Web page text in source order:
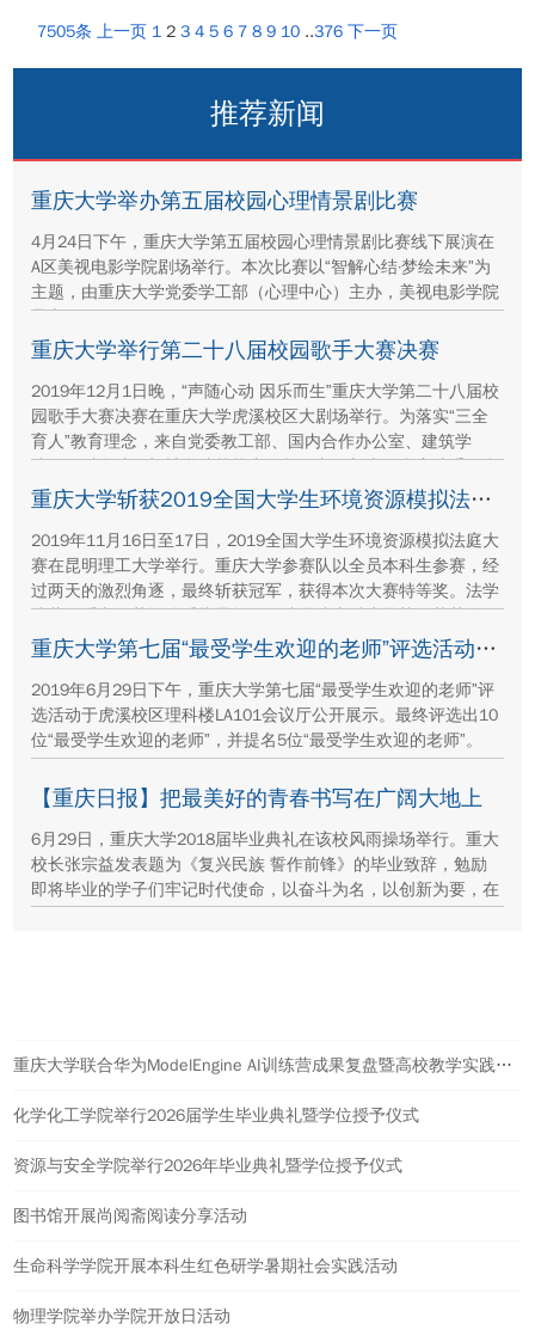
7505条 上一页 1 2 3 4 5 6 7 8 9 10 ..376 下一页
推荐新闻
重庆大学举办第五届校园心理情景剧比赛
4月24日下午，重庆大学第五届校园心理情景剧比赛线下展演在
A区美视电影学院剧场举行。本次比赛以“智解心结·梦绘未来”为
主题，由重庆大学党委学工部（心理中心）主办，美视电影学院
承办。
重庆大学举行第二十八届校园歌手大赛决赛
2019年12月1日晚，“声随心动 因乐而生”重庆大学第二十八届校
园歌手大赛决赛在重庆大学虎溪校区大剧场举行。为落实“三全
育人”教育理念，来自党委教工部、国内合作办公室、建筑学
院、管科学院、机械学院等校内各单位老师与十位参赛选手同台
演绎，现场观看师生达1300余人。
重庆大学斩获2019全国大学生环境资源模拟法庭大赛冠军
2019年11月16日至17日，2019全国大学生环境资源模拟法庭大
赛在昆明理工大学举行。重庆大学参赛队以全员本科生参赛，经
过两天的激烈角逐，最终斩获冠军，获得本次大赛特等奖。法学
院董正爱老师获评优秀指导教师，法学院本科生贡梓铭荣获最佳
辩手。
重庆大学第七届“最受学生欢迎的老师”评选活动落幕
2019年6月29日下午，重庆大学第七届“最受学生欢迎的老师”评
选活动于虎溪校区理科楼LA101会议厅公开展示。最终评选出10
位“最受学生欢迎的老师”，并提名5位“最受学生欢迎的老师”。
【重庆日报】把最美好的青春书写在广阔大地上
6月29日，重庆大学2018届毕业典礼在该校风雨操场举行。重大
校长张宗益发表题为《复兴民族 誓作前锋》的毕业致辞，勉励
即将毕业的学子们牢记时代使命，以奋斗为名，以创新为要，在
重庆大学联合华为ModelEngine AI训练营成果复盘暨高校教学实践计划启动会举行
化学化工学院举行2026届学生毕业典礼暨学位授予仪式
资源与安全学院举行2026年毕业典礼暨学位授予仪式
图书馆开展尚阅斋阅读分享活动
生命科学学院开展本科生红色研学暑期社会实践活动
物理学院举办学院开放日活动